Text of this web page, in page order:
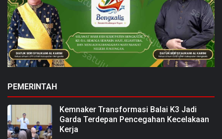
PEMERINTAH
Kemnaker Transformasi Balai K3 Jadi
Garda Terdepan Pencegahan Kecelakaan
Kerja